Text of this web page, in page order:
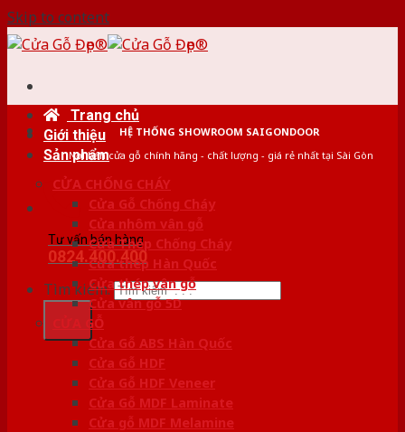
Skip to content
HỆ THỐNG SHOWROOM SAIGONDOOR
Nơi bán cửa gỗ chính hãng - chất lượng - giá rẻ nhất tại Sài Gòn
Tư vấn bán hàng
0824.400.400
Tìm kiếm:
Trang chủ
Giới thiệu
Sản phẩm
CỬA CHỐNG CHÁY
Cửa Gỗ Chống Cháy
Cửa nhôm vân gỗ
Cửa Thép Chống Cháy
Cửa thép Hàn Quốc
Cửa thép vân gỗ
Cửa vân gỗ 5D
CỬA GỖ
Cửa Gỗ ABS Hàn Quốc
Cửa Gỗ HDF
Cửa Gỗ HDF Veneer
Cửa Gỗ MDF Laminate
Cửa gỗ MDF Melamine